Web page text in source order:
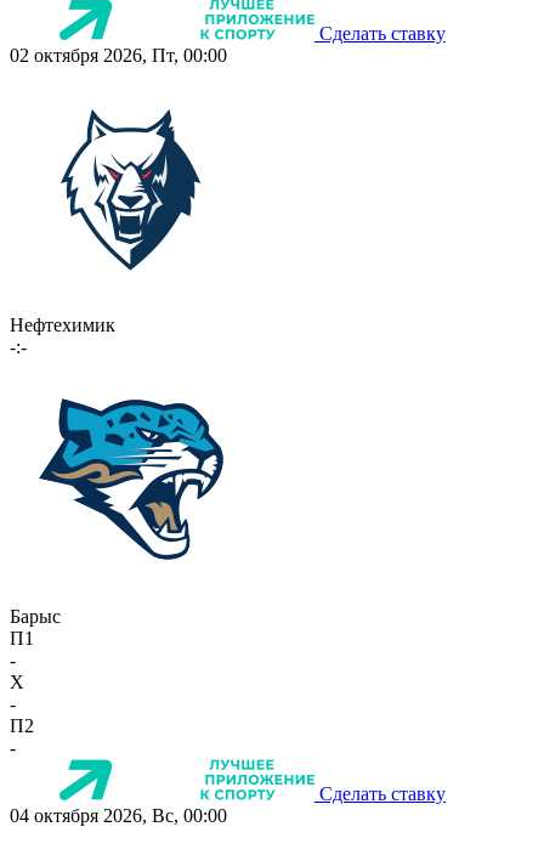
Сделать ставку
02 октября 2026, Пт, 00:00
Нефтехимик
-:-
Барыс
П1
-
X
-
П2
-
Сделать ставку
04 октября 2026, Вс, 00:00